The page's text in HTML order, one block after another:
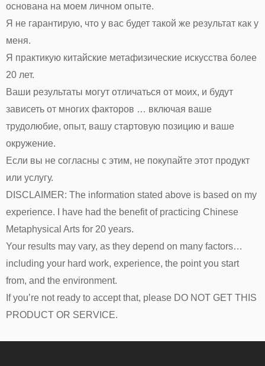
основана на моем личном опыте.
Я не гарантирую, что у вас будет такой же результат как у
меня.
Я практикую китайские метафизические искусства более
20 лет.
Ваши результаты могут отличаться от моих, и будут
зависеть от многих факторов … включая ваше
трудолюбие, опыт, вашу стартовую позицию и ваше
окружение.
Если вы не согласны с этим, не покупайте этот продукт
или услугу.
DISCLAIMER: The information stated above is based on my
experience. I have had the benefit of practicing Chinese
Metaphysical Arts for 20 years.
Your results may vary, as they depend on many factors…
including your hard work, experience, the point you start
from, and the environment.
If you’re not ready to accept that, please DO NOT GET THIS
PRODUCT OR SERVICE.